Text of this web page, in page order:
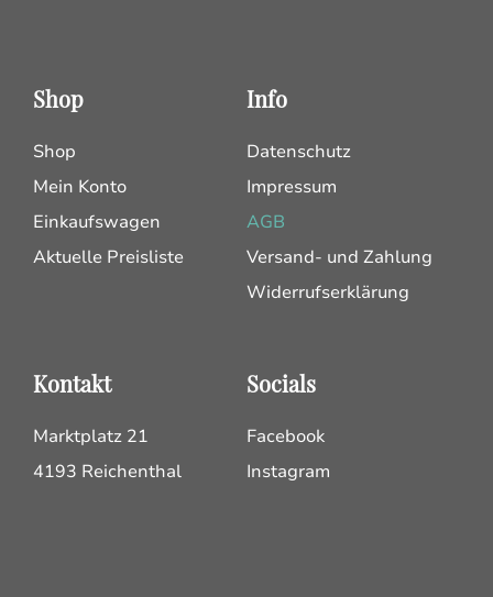
Shop
Shop
Mein Konto
Einkaufswagen
Aktuelle Preisliste
Info
Datenschutz
Impressum
AGB
Versand- und Zahlung
Widerrufserklärung
Kontakt
Marktplatz 21
4193 Reichenthal
Socials
Facebook
Instagram